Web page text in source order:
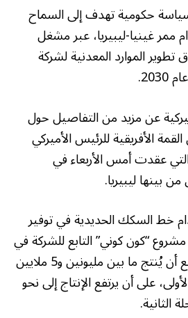
سياسة حكومية تهدف إلى السماح
ممر غينيا-ليبيريا، عبر مشغل
تطوير الموارد المعدنية لشركة
عن مزيد من التفاصيل حول
الأفريقية للرئيس الأميركي
عقدت أمس الأربعاء في
خط السكك الحديدية في توفير
“كون كوني” التابع للشركة في
غينيا، والذي من المتوقع أن يُنتج ما بين مليونين و5 ملايين
على أن يرتفع الإنتاج إلى نحو